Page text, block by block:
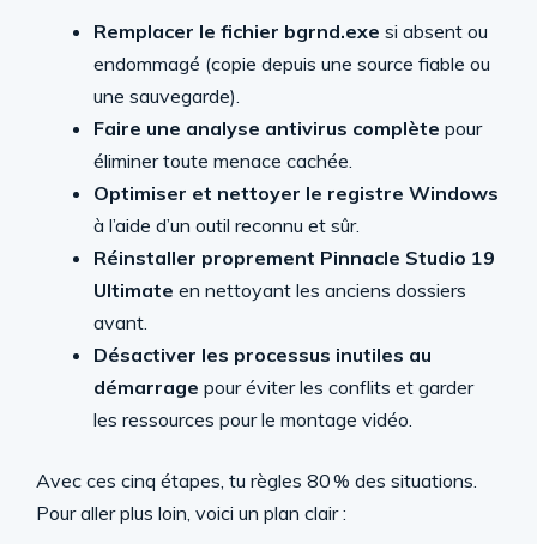
Remplacer le fichier bgrnd.exe si absent ou
endommagé (copie depuis une source fiable ou
une sauvegarde).
Faire une analyse antivirus complète pour
éliminer toute menace cachée.
Optimiser et nettoyer le registre Windows
à l’aide d’un outil reconnu et sûr.
Réinstaller proprement Pinnacle Studio 19
Ultimate en nettoyant les anciens dossiers
avant.
Désactiver les processus inutiles au
démarrage pour éviter les conflits et garder
les ressources pour le montage vidéo.
Avec ces cinq étapes, tu règles 80 % des situations.
Pour aller plus loin, voici un plan clair :